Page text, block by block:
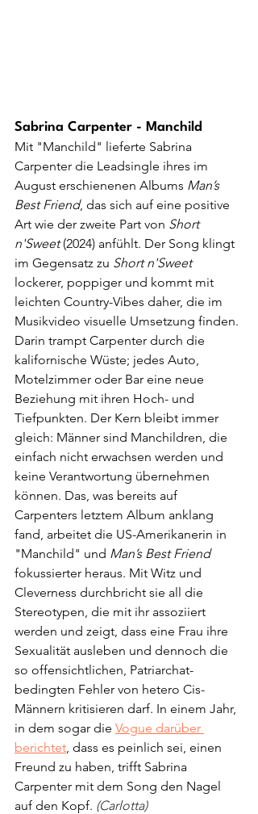
Sabrina Carpenter - Manchild
Mit "Manchild" lieferte Sabrina
Carpenter die Leadsingle ihres im
August erschienenen Albums Man’s
Best Friend, das sich auf eine positive
Art wie der zweite Part von Short
n'Sweet (2024) anfühlt. Der Song klingt
im Gegensatz zu Short n'Sweet
lockerer, poppiger und kommt mit
leichten Country-Vibes daher, die im
Musikvideo visuelle Umsetzung finden.
Darin trampt Carpenter durch die
kalifornische Wüste; jedes Auto,
Motelzimmer oder Bar eine neue
Beziehung mit ihren Hoch- und
Tiefpunkten. Der Kern bleibt immer
gleich: Männer sind Manchildren, die
einfach nicht erwachsen werden und
keine Verantwortung übernehmen
können. Das, was bereits auf
Carpenters letztem Album anklang
fand, arbeitet die US-Amerikanerin in
"Manchild" und Man’s Best Friend
fokussierter heraus. Mit Witz und
Cleverness durchbricht sie all die
Stereotypen, die mit ihr assoziiert
werden und zeigt, dass eine Frau ihre
Sexualität ausleben und dennoch die
so offensichtlichen, Patriarchat-
bedingten Fehler von hetero Cis-
Männern kritisieren darf. In einem Jahr,
in dem sogar die Vogue darüber
berichtet , dass es peinlich sei, einen
Freund zu haben, trifft Sabrina
Carpenter mit dem Song den Nagel
auf den Kopf. (Carlotta)